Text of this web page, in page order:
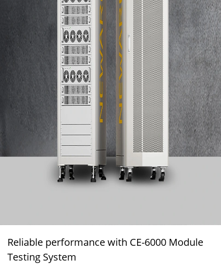
Reliable performance with CE-6000 Module
Testing System